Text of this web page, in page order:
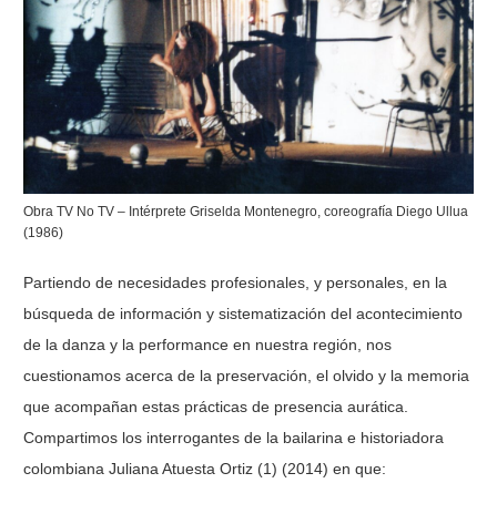
Obra TV No TV – Intérprete Griselda Montenegro, coreografía Diego Ullua
(1986)
Partiendo de necesidades profesionales, y personales, en la
búsqueda de información y sistematización del acontecimiento
de la danza y la performance en nuestra región, nos
cuestionamos acerca de la preservación, el olvido y la memoria
que acompañan estas prácticas de presencia aurática.
Compartimos los interrogantes de la bailarina e historiadora
colombiana Juliana Atuesta Ortiz (1) (2014) en que: